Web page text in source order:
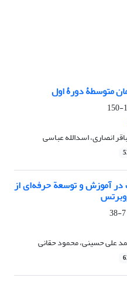
متوسطۀ دورۀ اول
انصاری، اسدالله عباسی
آموزش و توسعة حرفه‌ای از
7-38
علی حسینی، محمود حقانی